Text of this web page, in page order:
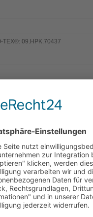
TEX®: 09.HPK.70437